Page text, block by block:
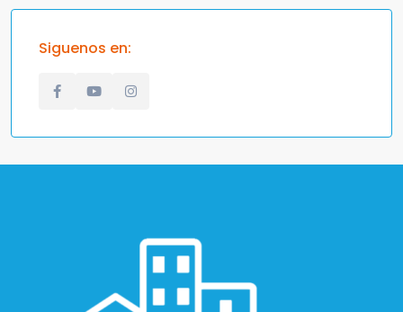
Siguenos en: